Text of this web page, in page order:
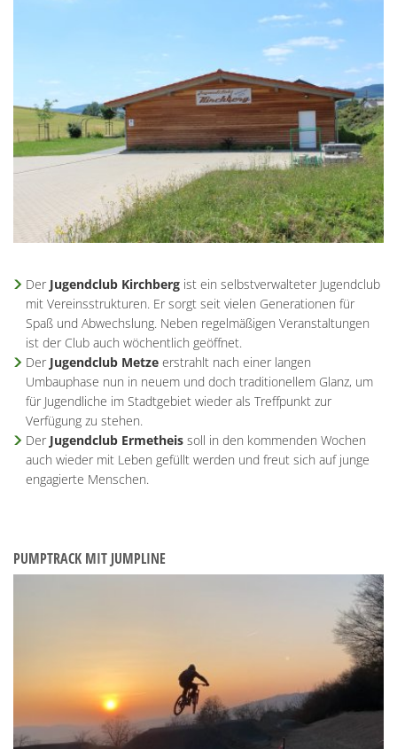
Der Jugendclub Kirchbergist ein selbstverwalteter Jugendclub
mit Vereinsstrukturen. Er sorgt seit vielen Generationen für
Spaß und Abwechslung. Neben regelmäßigen Veranstaltungen
ist der Club auch wöchentlich geöffnet.
DerJugendclub Metzeerstrahlt nach einer langen
Umbauphase nun in neuem und doch traditionellem Glanz, um
für Jugendliche im Stadtgebiet wieder als Treffpunkt zur
Verfügung zu stehen.
Der Jugendclub Ermetheissoll in den kommenden Wochen
auch wieder mit Leben gefüllt werden und freut sich auf junge
engagierte Menschen.
PUMPTRACK MIT JUMPLINE